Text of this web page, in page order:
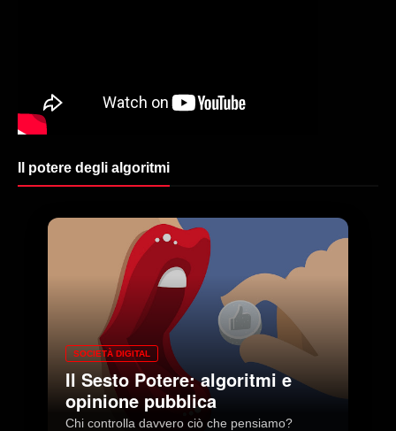
Il potere degli algoritmi
SOCIETÀ DIGITAL
Il Sesto Potere: algoritmi e
opinione pubblica
Chi controlla davvero ciò che pensiamo?